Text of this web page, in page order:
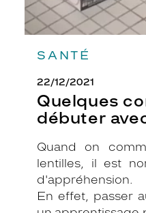
SANTÉ
22/12/2021
Quelques
débuter
Quand on
lentilles, il est
d'appréhension.
En effet, passer